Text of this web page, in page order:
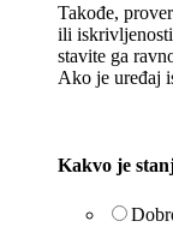
Takođe,
ili
stavite ga
Ako je uređaj
Kakvo je